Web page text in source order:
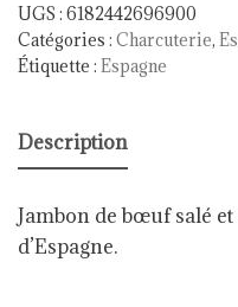
UGS : 6182442696900
Catégories : Charcuterie,
Étiquette : Espagne
Description
Jambon de bœuf salé
d’Espagne.